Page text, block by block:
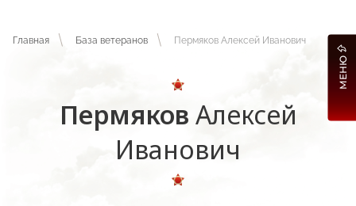
Главная База ветеранов Пермяков Алексей Иванович
Пермяков Алексей
Иванович
МЕНЮ